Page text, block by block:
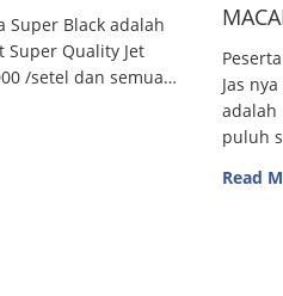
Super Black adalah
Super Quality Jet
/setel dan semua…
Jas
adalah
puluh
Read